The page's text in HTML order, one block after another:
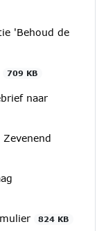
'Behoud de
709 KB
naar
824 KB